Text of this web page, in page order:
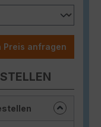
Preis anfragen